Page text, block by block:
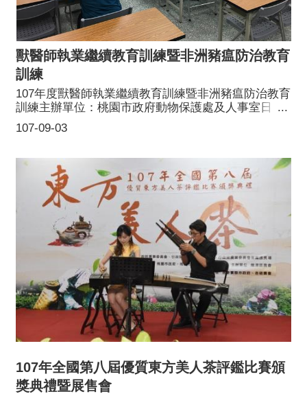
獸醫師執業繼續教育訓練暨非洲豬瘟防治教育
訓練
107-09-03
107年度獸醫師執業繼續教育訓練暨非洲豬瘟防治教育
訓練主辦單位：桃園市政府動物保護處及人事室日
期：107年9月3日(星期一)地點：桃園市勞工育樂中心
3F 302會議室(桃園市桃園區縣府路59號)非洲豬瘟為
人，但是目前沒有藥物或疫苗可治療，若不慎傳入台
灣，將造成養豬產業嚴重傷害！因應中國大陸非洲豬
瘟疫情蔓延，本課詳細介紹非洲豬瘟與防治之道，希
望大家配合防堵非洲豬瘟，嚴禁走私以及病毒入侵！
務必1.不參觀疫區畜牧場2.不攜帶肉產品回國感謝桃園
市政府農業局 郭承泉 局長 主持講師行政院農業委員
會動植物防疫檢疫局 劉冠志 技正農業科技研究院動物
科技研究所 陳啟銘 博士以及所有參與人員
107年全國第八屆優質東方美人茶評鑑比賽頒
獎典禮暨展售會